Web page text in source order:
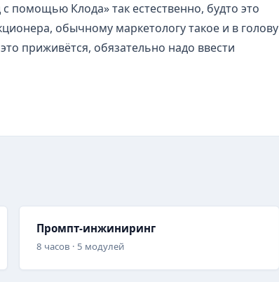
помощью Клода» так естественно, будто это
обычному маркетологу такое и в голову
приживётся, обязательно надо ввести
Промпт-инжиниринг
8 часов · 5 модулей